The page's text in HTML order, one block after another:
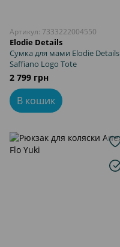
Артикул: 7333222004550
Elodie Details
Сумка для мами Elodie Details
Saffiano Logo Tote
2 799 грн
В кошик